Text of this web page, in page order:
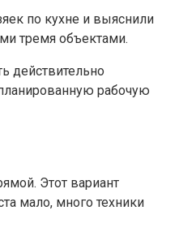
по кухне и выяснили
тремя объектами.
действительно
рабочую
Этот вариант
мало, много техники